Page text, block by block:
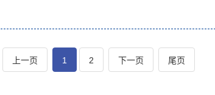
上一页 1 2 下一页 尾页